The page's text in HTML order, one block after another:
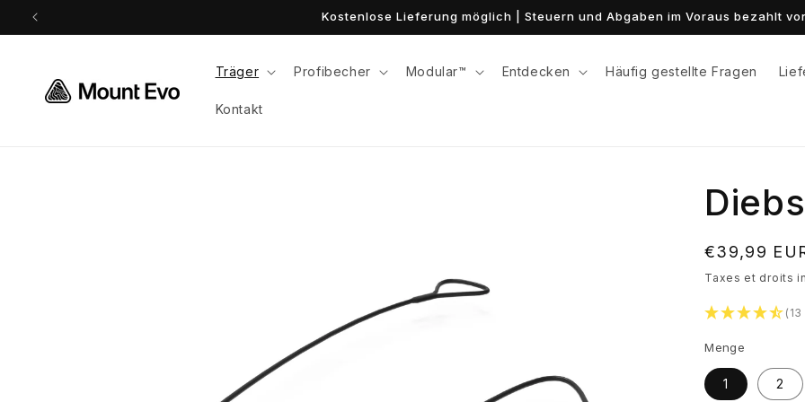
zum
Inhalt
Kostenlose Lieferung möglich | Steuern und Abgaben im Voraus bezahlt
Träger Profibecher Modular™ Entdecken Häufig gestellte Fragen
Kontakt
Normaler
Preis
€39,99
Taxes et droits
Menge
1 2